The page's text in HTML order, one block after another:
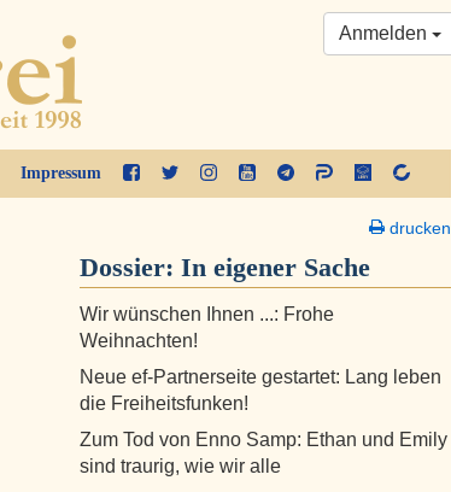
Impressum
Anmelden
drucken
Dossier: In eigener Sache
Wir wünschen Ihnen ...: Frohe
Weihnachten!
Neue ef-Partnerseite gestartet: Lang leben
die Freiheitsfunken!
Zum Tod von Enno Samp: Ethan und Emily
sind traurig, wie wir alle